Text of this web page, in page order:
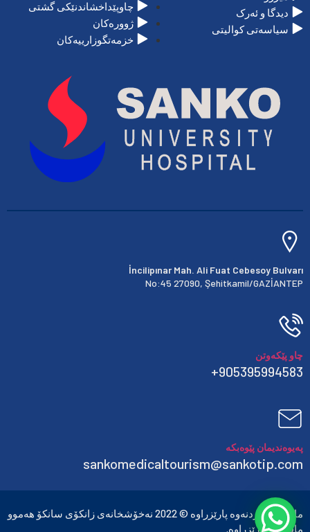
دیدگا و ئەرک
سیاسەتی کوالیتی
چاوپێداخشاندنێکی گشتی
ژوورەکان
خزمەتگوزارییەکان
İncilipınar Mah. Ali Fuat Cebesoy Bulvarı
No:45 27090, Şehitkamil/GAZİANTEP
چاو پێکەوتن
905395994583+
پەیوەندیمان پێوەبکە
sankomedicaltourism@sankotip.com
مافی بڵاوکردنەوە پارێزراوە © 2022 نەخۆشخانەی زانکۆی سانکۆ هەموو
مافەکان پارێزراوە.